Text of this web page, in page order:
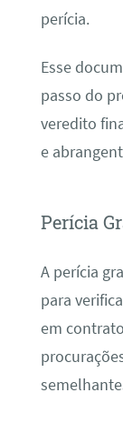
perícia.
Esse
passo do
veredito
e
Perícia
A perícia
para
em